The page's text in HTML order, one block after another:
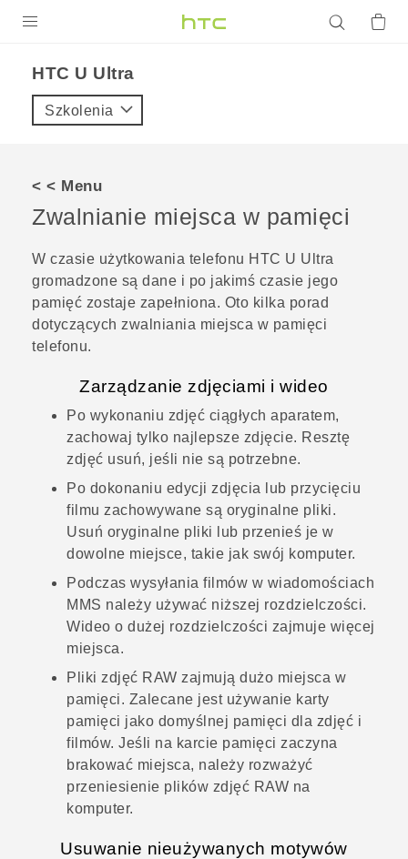
VIVE
POMOC TECHNICZNA
Urządzenia i akcesoria HTC
Zaloguj się
HTC U Ultra‎
Szkolenia
< < Menu
Zwalnianie miejsca w pamięci
W czasie użytkowania telefonu HTC U Ultra
gromadzone są dane i po jakimś czasie jego
pamięć zostaje zapełniona. Oto kilka porad
dotyczących zwalniania miejsca w pamięci
telefonu.
Zarządzanie zdjęciami i wideo
Po wykonaniu zdjęć ciągłych aparatem,
zachowaj tylko najlepsze zdjęcie. Resztę
zdjęć usuń, jeśli nie są potrzebne.
Po dokonaniu edycji zdjęcia lub przycięciu
filmu zachowywane są oryginalne pliki.
Usuń oryginalne pliki lub przenieś je w
dowolne miejsce, takie jak swój komputer.
Podczas wysyłania filmów w wiadomościach
MMS należy używać niższej rozdzielczości.
Wideo o dużej rozdzielczości zajmuje więcej
miejsca.
Pliki zdjęć RAW zajmują dużo miejsca w
pamięci. Zalecane jest używanie karty
pamięci jako domyślnej pamięci dla zdjęć i
filmów. Jeśli na karcie pamięci zaczyna
brakować miejsca, należy rozważyć
przeniesienie plików zdjęć RAW na
komputer.
Usuwanie nieużywanych motywów